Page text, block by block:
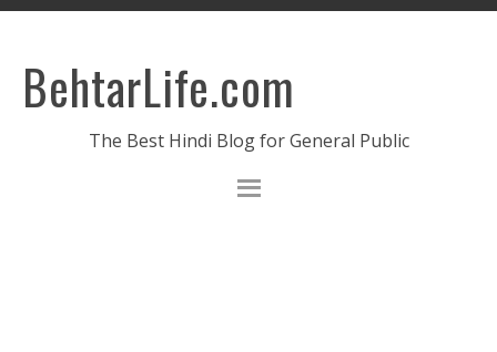
BehtarLife.com
The Best Hindi Blog for General Public